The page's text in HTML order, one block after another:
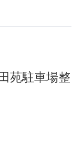
苑駐車場整